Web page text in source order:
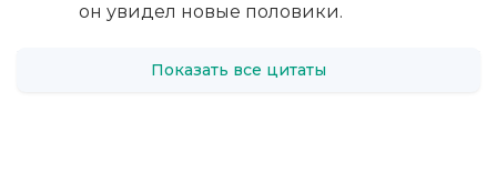
он увидел новые половики.
Показать все цитаты